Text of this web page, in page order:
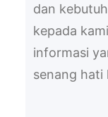
dan
kepada
informasi
senang hati